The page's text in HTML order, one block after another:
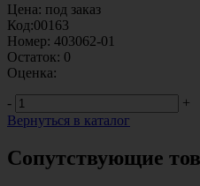
Цена: под заказ
Код:00163
Номер: 403062-01
Остаток: 0
Оценка:
-
+
Вернуться в каталог
Сопутствующие